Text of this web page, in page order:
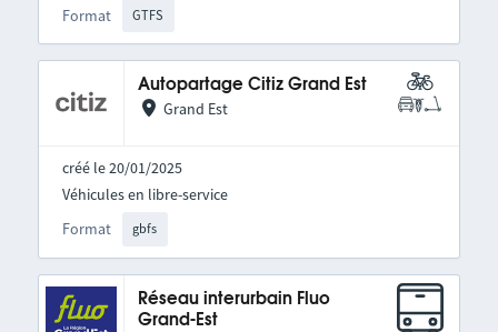
Format GTFS
Autopartage Citiz Grand Est
Grand Est
créé le 20/01/2025
Format gbfs
Véhicules en libre-service
Réseau interurbain Fluo
Grand-Est